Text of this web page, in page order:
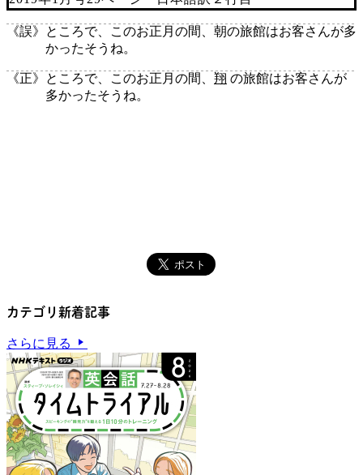
《誤》
ところで、このお正月の間、朝の旅館はお客さんが多
かったそうね。
《正》 ところで、このお正月の間、 翔 の旅館はお客さんが
多かったそうね。
カテゴリ新着記事
さらに見る